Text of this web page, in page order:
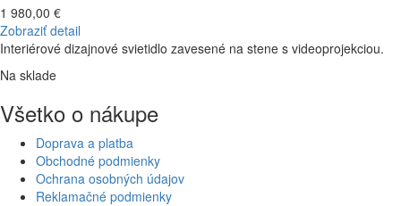
1 980,00 €
Zobraziť detail
Interiérové dizajnové svietidlo zavesené na stene s videoprojekciou.
Na sklade
Všetko o nákupe
Doprava a platba
Obchodné podmienky
Ochrana osobných údajov
Reklamačné podmienky